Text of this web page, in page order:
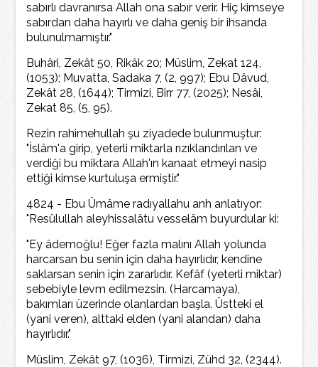
sabırlı davranırsa Allah ona sabır verir. Hiç kimseye
sabırdan daha hayırlı ve daha geniş bir ihsanda
bulunulmamıştır."
Buhâri, Zekât 50, Rikâk 20; Müslim, Zekat 124,
(1053); Muvatta, Sadaka 7, (2, 997); Ebu Dâvud,
Zekât 28, (1644); Tirmizi, Birr 77, (2025); Nesâi,
Zekat 85, (5, 95).
Rezin rahimehullah şu ziyadede bulunmuştur:
"İslâm'a girip, yeterli miktarla rızıklandırılan ve
verdiği bu miktara Allah'ın kanaat etmeyi nasip
ettiği kimse kurtuluşa ermiştir."
4824 - Ebu Ümâme radıyallahu anh anlatıyor:
"Resûlullah aleyhissalâtu vesselâm buyurdular ki:
"Ey âdemoğlu! Eğer fazla malını Allah yolunda
harcarsan bu senin için daha hayırlıdır, kendine
saklarsan senin için zararlıdır. Kefâf (yeterli miktar)
sebebiyle levm edilmezsin. (Harcamaya),
bakımları üzerinde olanlardan başla. Üstteki el
(yani veren), alttaki elden (yani alandan) daha
hayırlıdır."
Müslim, Zekât 97, (1036), Tirmizi, Zühd 32, (2344).